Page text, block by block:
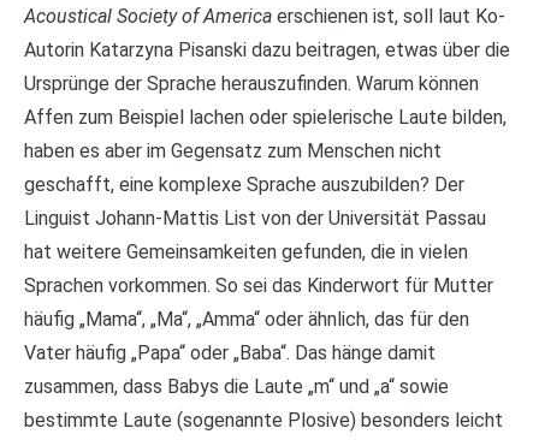
Acoustical Society of America erschienen ist, soll laut Ko-
Autorin Katarzyna Pisanski dazu beitragen, etwas über die
Ursprünge der Sprache herauszufinden. Warum können
Affen zum Beispiel lachen oder spielerische Laute bilden,
haben es aber im Gegensatz zum Menschen nicht
geschafft, eine komplexe Sprache auszubilden? Der
Linguist Johann-Mattis List von der Universität Passau
hat weitere Gemeinsamkeiten gefunden, die in vielen
Sprachen vorkommen. So sei das Kinderwort für Mutter
häufig „Mama“, „Ma“, „Amma“ oder ähnlich, das für den
Vater häufig „Papa“ oder „Baba“. Das hänge damit
zusammen, dass Babys die Laute „m“ und „a“ sowie
bestimmte Laute (sogenannte Plosive) besonders leicht